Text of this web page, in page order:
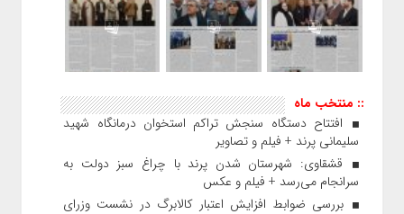
:: منتخب ماه
افتتاح دستگاه سنجش تراکم استخوان درمانگاه شهید
سلیمانی پرند + فیلم و تصاویر
قشقاوی: شهرستان شدن پرند با چراغ سبز دولت به
سرانجام می‌رسد + فیلم و عکس
بررسی ضوابط افزایش اعتبار کالابرگ در نشست وزرای